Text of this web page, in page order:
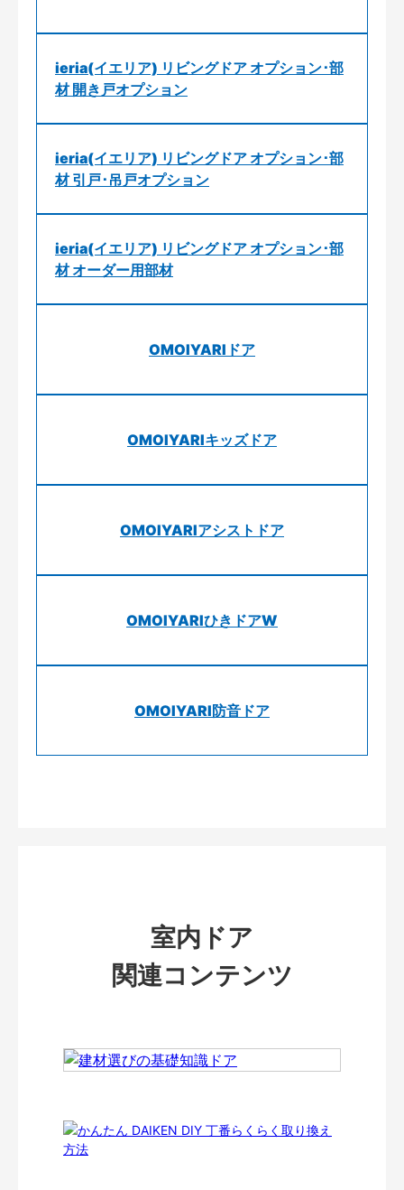
ieria(イエリア) リビングドア オプション･部
材 開き戸オプション
ieria(イエリア) リビングドア オプション･部
材 引戸･吊戸オプション
ieria(イエリア) リビングドア オプション･部
材 オーダー用部材
OMOIYARIドア
OMOIYARIキッズドア
OMOIYARIアシストドア
OMOIYARIひきドアW
OMOIYARI防音ドア
室内ドア
関連コンテンツ